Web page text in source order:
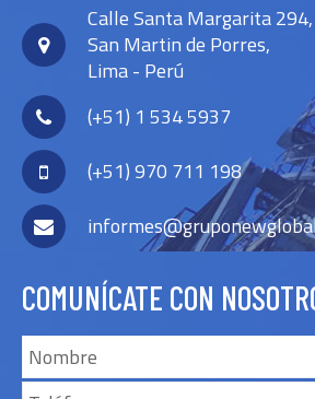
Calle Santa Margarita 294,
San Martin de Porres,
Lima - Perú
(+51) 1 534 5937
(+51) 970 711 198
COMUNÍCATE CON